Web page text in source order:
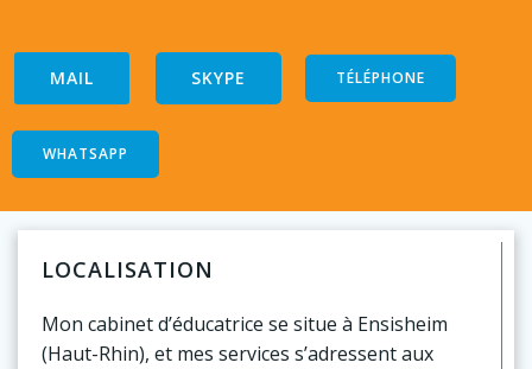
MAIL SKYPE TÉLÉPHONE
WHATSAPP
LOCALISATION
Mon cabinet d’éducatrice se situe à Ensisheim
(Haut-Rhin), et mes services s’adressent aux